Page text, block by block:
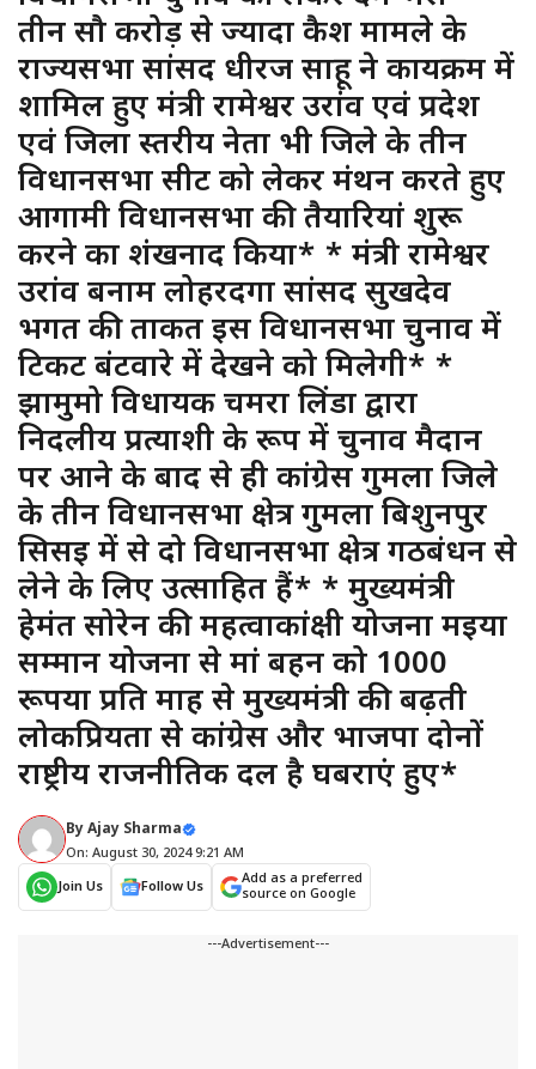
तीन सौ करोड़ से ज्यादा कैश मामले के
राज्यसभा सांसद धीरज साहू ने कार्यक्रम में
शामिल हुए मंत्री रामेश्वर उरांव एवं प्रदेश
एवं जिला स्तरीय नेता भी जिले के तीन
विधानसभा सीट को लेकर मंथन करते हुए
आगामी विधानसभा की तैयारियां शुरू
करने का शंखनाद किया* * मंत्री रामेश्वर
उरांव बनाम लोहरदगा सांसद सुखदेव
भगत की ताकत इस विधानसभा चुनाव में
टिकट बंटवारे में देखने को मिलेगी* *
झामुमो विधायक चमरा लिंडा द्वारा
निर्दलीय प्रत्याशी के रूप में चुनाव मैदान
पर आने के बाद से ही कांग्रेस गुमला जिले
के तीन विधानसभा क्षेत्र गुमला बिशुनपुर
सिसई में से दो विधानसभा क्षेत्र गठबंधन से
लेने के लिए उत्साहित हैं* * मुख्यमंत्री
हेमंत सोरेन की महत्वाकांक्षी योजना मईया
सम्मान योजना से मां बहन को 1000
रूपया प्रति माह से मुख्यमंत्री की बढ़ती
लोकप्रियता से कांग्रेस और भाजपा दोनों
राष्ट्रीय राजनीतिक दल है घबराएं हुए*
ByAjay Sharma
On: August 30, 2024 9:21 AM
Join Us
Follow Us
Add as a preferred
source on Google
---Advertisement---